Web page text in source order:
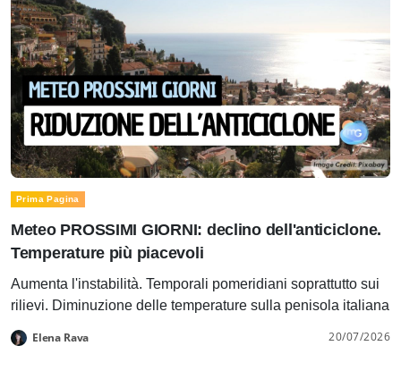
Prima Pagina
Meteo PROSSIMI GIORNI: declino dell'anticiclone.
Temperature più piacevoli
Aumenta l'instabilità. Temporali pomeridiani soprattutto sui
rilievi. Diminuzione delle temperature sulla penisola italiana
Elena Rava 20/07/2026